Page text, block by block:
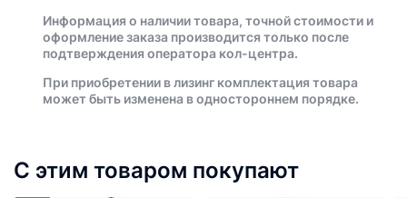
Информация о наличии товара, точной стоимости и
оформление заказа производится только после
подтверждения оператора кол-центра.
При приобретении в лизинг комплектация товара
может быть изменена в одностороннем порядке.
С этим товаром покупают